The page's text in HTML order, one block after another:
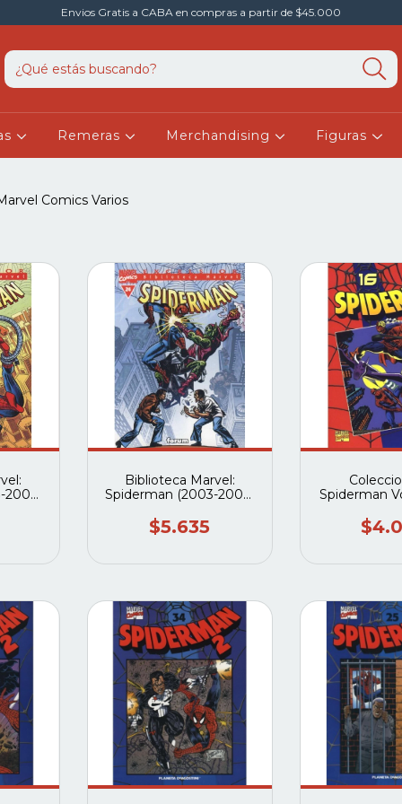
Envios Gratis a CABA en compras a partir de $45.000
Remeras Merchandising Figuras
Comics Varios
Biblioteca Marvel:
Spiderman (2003-2006)
$5.635
Spiderman